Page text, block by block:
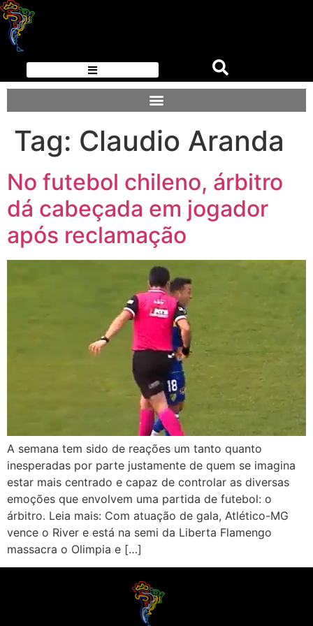
Tag: Claudio Aranda
No futebol chileno, árbitro
dá cabeçada em jogador
após reclamação
A semana tem sido de reações um tanto quanto
inesperadas por parte justamente de quem se imagina
estar mais centrado e capaz de controlar as diversas
emoções que envolvem uma partida de futebol: o
árbitro. Leia mais: Com atuação de gala, Atlético-MG
vence o River e está na semi da Liberta Flamengo
massacra o Olimpia e […]